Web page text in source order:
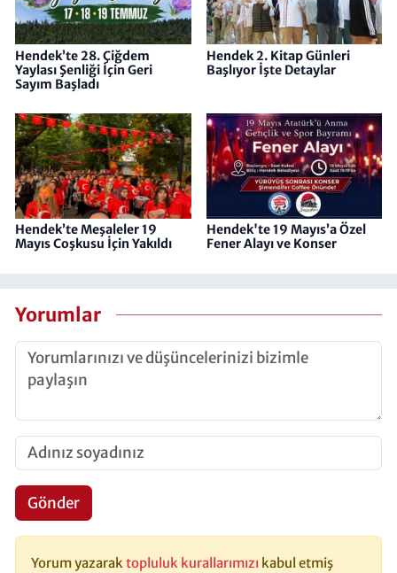
Hendek’te 28. Çiğdem
Yaylası Şenliği İçin Geri
Sayım Başladı
Hendek 2. Kitap Günleri
Başlıyor İşte Detaylar
Hendek’te Meşaleler 19
Mayıs Coşkusu İçin Yakıldı
Hendek'te 19 Mayıs’a Özel
Fener Alayı ve Konser
Yorumlar
Gönder
Yorum yazaraktopluluk kurallarımızı kabul etmiş